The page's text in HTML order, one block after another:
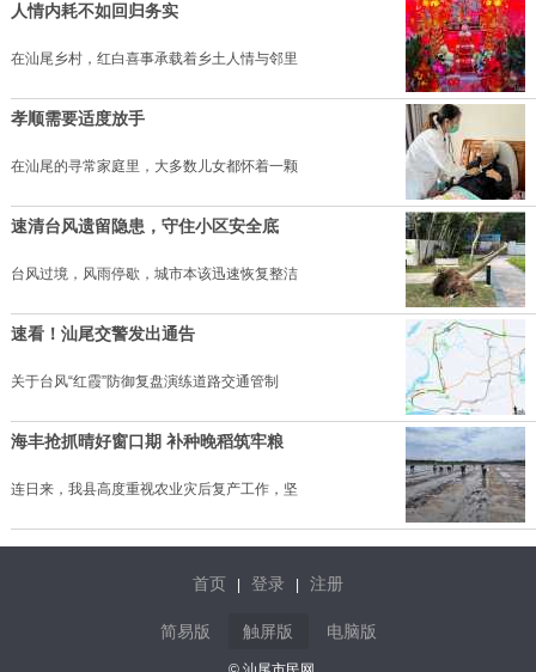
人情内耗不如回归务实
在汕尾乡村，红白喜事承载着乡土人情与邻里
孝顺需要适度放手
在汕尾的寻常家庭里，大多数儿女都怀着一颗
速清台风遗留隐患，守住小区安全底
台风过境，风雨停歇，城市本该迅速恢复整洁
速看！汕尾交警发出通告
关于台风“红霞”防御复盘演练道路交通管制
海丰抢抓晴好窗口期 补种晚稻筑牢粮
连日来，我县高度重视农业灾后复产工作，坚
首页 登录 注册
简易版 触屏版 电脑版